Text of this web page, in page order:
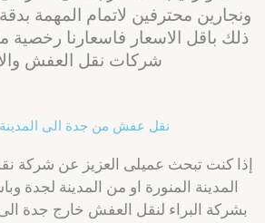
ونجارين محترفين لاتمام المهمة
ذلك باقل الاسعار فاسعارنا رخصية
شركات نقل العفش
نقل عفش من جدة الى المدينة
إذا كنت تبحث عميلى العزيز عن شركة
المدينة المنورة او من المدينة لجدة
بشركة البراء لنقل العفش خارج جدة